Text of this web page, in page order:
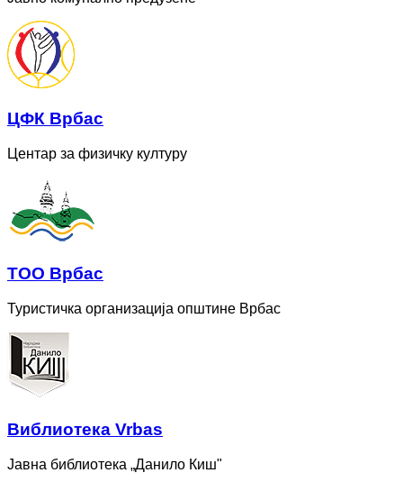
ЦФК Врбас
Центар за физичку културу
ТОО Врбас
Туристичка организација општине Врбас
Bиблиотека Vrbas
Јавна библиотека „Данило Киш"